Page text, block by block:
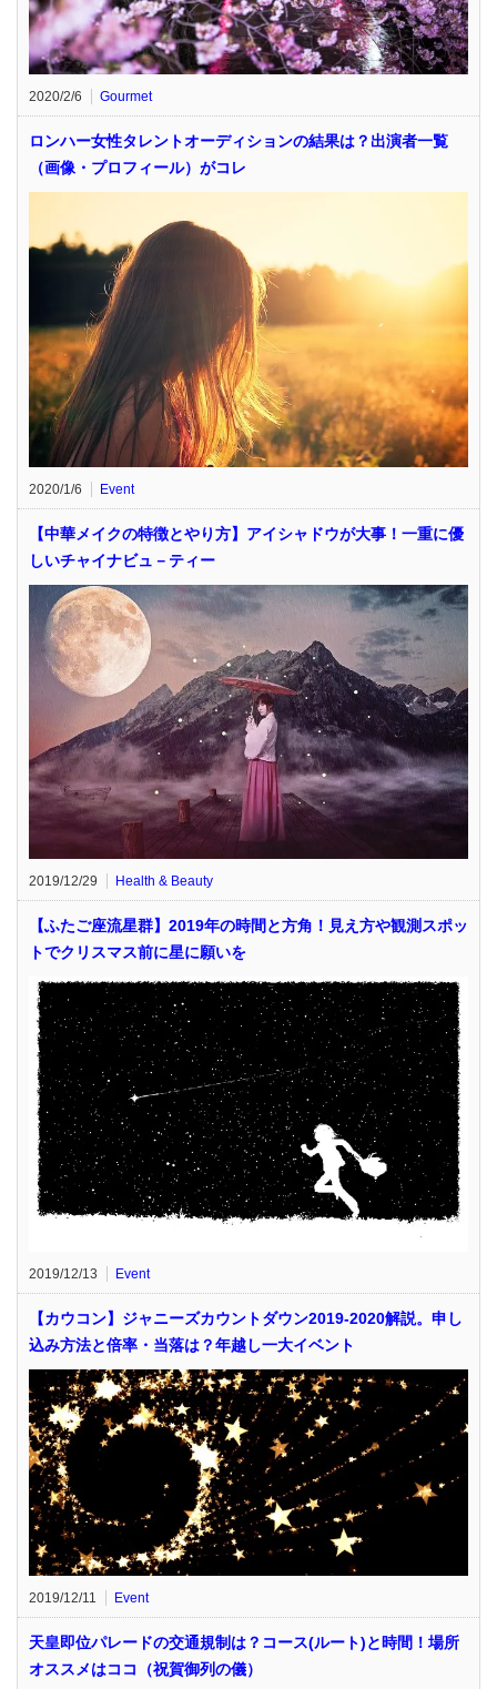
2020/2/6 Gourmet
ロンハー女性タレントオーディションの結果は？出演者一覧
（画像・プロフィール）がコレ
2020/1/6 Event
【中華メイクの特徴とやり方】アイシャドウが大事！一重に優
しいチャイナビュ－ティー
2019/12/29 Health & Beauty
【ふたご座流星群】2019年の時間と方角！見え方や観測スポッ
トでクリスマス前に星に願いを
2019/12/13 Event
【カウコン】ジャニーズカウントダウン2019-2020解説。申し
込み方法と倍率・当落は？年越し一大イベント
2019/12/11 Event
天皇即位パレードの交通規制は？コース(ルート)と時間！場所
オススメはココ（祝賀御列の儀）